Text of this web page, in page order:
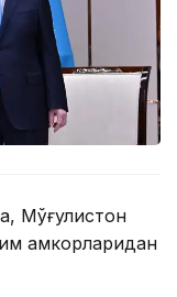
Мўғулистон
ҳамкорларидан